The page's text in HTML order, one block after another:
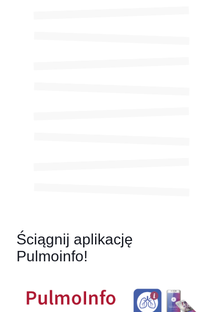
Ściągnij aplikację
Pulmoinfo!